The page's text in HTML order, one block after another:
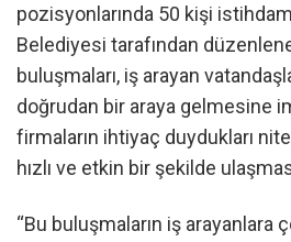
pozisyonlarında 50 kişi
Belediyesi tarafından
buluşmaları, iş arayan
doğrudan bir araya gelmesine
firmaların ihtiyaç duydukları
hızlı ve etkin bir şekilde
“Bu buluşmaların iş arayanlara